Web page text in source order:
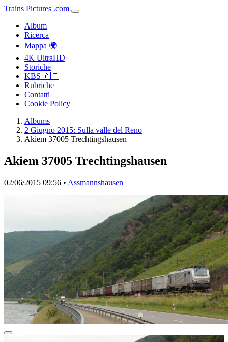
Trains Pictures .com
Album
Ricerca
Mappa 🌍
4K UltraHD
Storiche
KBS 🇦🇹
Rubriche
Contatti
Cookie Policy
Albums
2 Giugno 2015: Sulla valle del Reno
Akiem 37005 Trechtingshausen
Akiem 37005 Trechtingshausen
02/06/2015 09:56 • Assmannshausen